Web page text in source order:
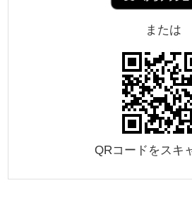
または
QRコードをスキ